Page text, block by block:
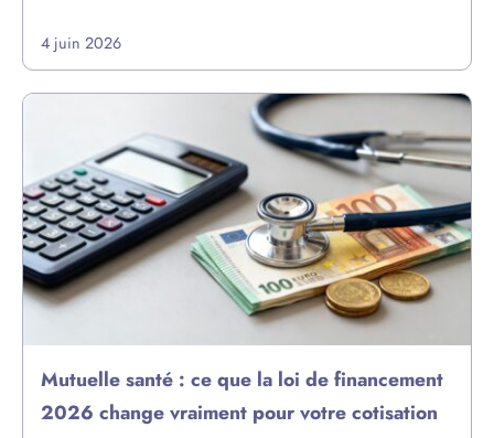
4 juin 2026
Mutuelle santé : ce que la loi de financement
2026 change vraiment pour votre cotisation